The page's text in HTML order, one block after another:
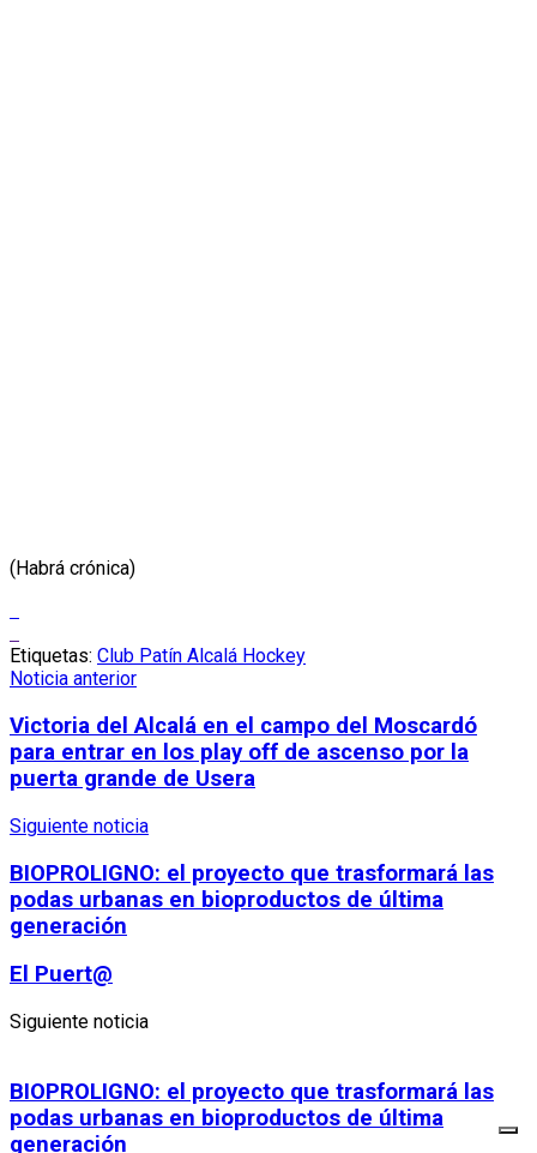
(Habrá crónica)
Etiquetas: Club Patín Alcalá Hockey
Noticia anterior
Victoria del Alcalá en el campo del Moscardó
para entrar en los play off de ascenso por la
puerta grande de Usera
Siguiente noticia
BIOPROLIGNO: el proyecto que trasformará las
podas urbanas en bioproductos de última
generación
El Puert@
Siguiente noticia
BIOPROLIGNO: el proyecto que trasformará las
podas urbanas en bioproductos de última
generación